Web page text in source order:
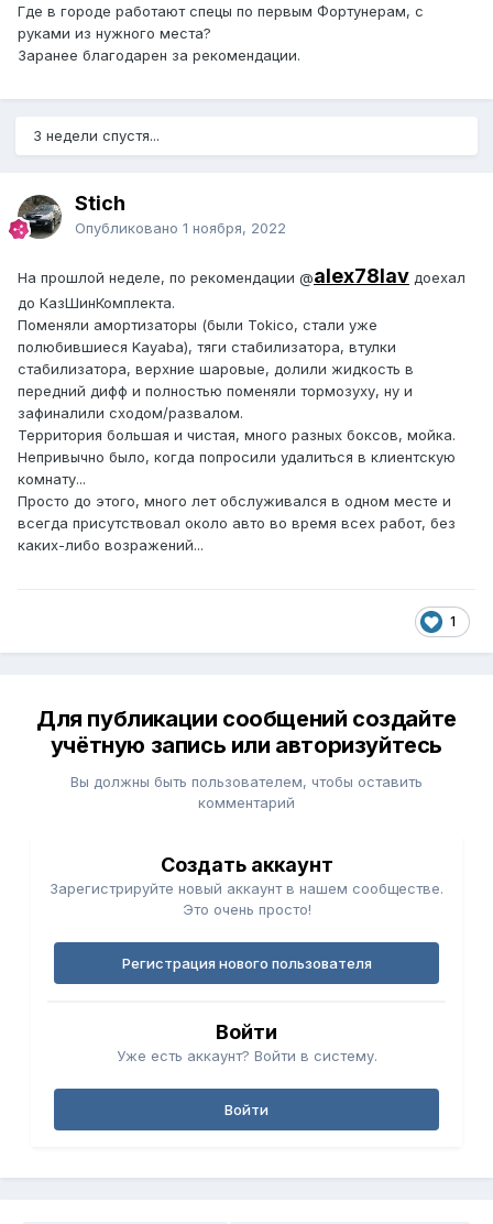
Где в городе работают спецы по первым Фортунерам, с
руками из нужного места?
Заранее благодарен за рекомендации.
3 недели спустя...
Stich
Опубликовано 1 ноября, 2022
На прошлой неделе, по рекомендации @alex78lav доехал
до КазШинКомплекта.
Поменяли амортизаторы (были Tokico, стали уже
полюбившиеся Kayaba), тяги стабилизатора, втулки
стабилизатора, верхние шаровые, долили жидкость в
передний дифф и полностью поменяли тормозуху, ну и
зафиналили сходом/развалом.
Территория большая и чистая, много разных боксов, мойка.
Непривычно было, когда попросили удалиться в клиентскую
комнату...
Просто до этого, много лет обслуживался в одном месте и
всегда присутствовал около авто во время всех работ, без
каких-либо возражений...
1
Для публикации сообщений создайте
учётную запись или авторизуйтесь
Вы должны быть пользователем, чтобы оставить
комментарий
Создать аккаунт
Зарегистрируйте новый аккаунт в нашем сообществе.
Это очень просто!
Регистрация нового пользователя
Войти
Уже есть аккаунт? Войти в систему.
Войти